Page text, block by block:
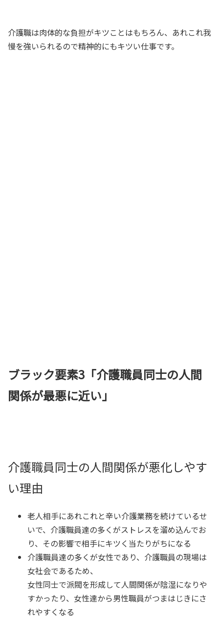
介護職は肉体的な負担がキツことはもちろん、あれこれ我
慢を強いられるので精神的にもキツい仕事です。
ブラック要素3「介護職員同士の人間
関係が最悪に近い」
介護職員同士の人間関係が悪化しやす
い理由
老人相手にあれこれと辛い介護業務を続けているせ
いで、介護職員達の多くがストレスを溜め込んでお
り、その影響で相手にキツく当たりがちになる
介護職員達の多くが女性であり、介護職員の現場は
女社会であるため、
女性同士で派閥を形成して人間関係が陰湿になりや
すかったり、女性達から男性職員がつまはじきにさ
れやすくなる